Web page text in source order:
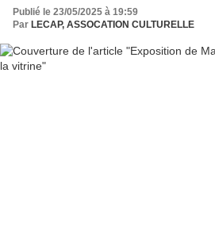
Publié le 23/05/2025 à 19:59
Par LECAP, ASSOCATION CULTURELLE